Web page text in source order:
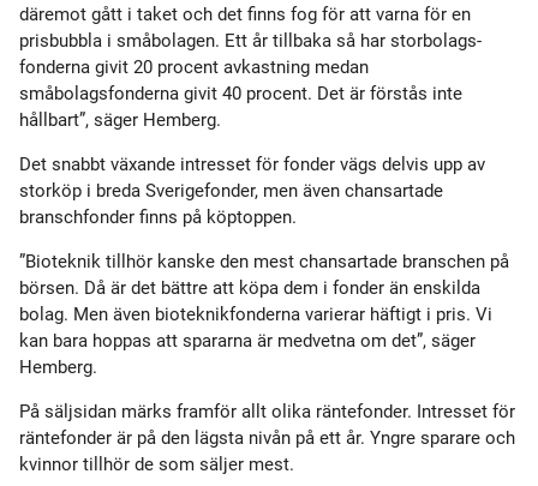
däremot gått i taket och det finns fog för att varna för en
prisbubbla i småbolagen. Ett år tillbaka så har storbolags­
fonderna givit 20 procent avkastning medan
småbolagsfonderna givit 40 procent. Det är förstås inte
hållbart”, säger Hemberg.
Det snabbt växande intresset för fonder vägs delvis upp av
storköp i breda Sverigefonder, men även chansartade
branschfonder finns på köptoppen.
”Bioteknik tillhör kanske den mest chansartade branschen på
börsen. Då är det bättre att köpa dem i fonder än enskilda
bolag. Men även bioteknikfonderna varierar häftigt i pris. Vi
kan bara hoppas att spararna är medvetna om det”, säger
Hemberg.
På säljsidan märks framför allt olika räntefonder. Intresset för
räntefonder är på den lägsta nivån på ett år. Yngre sparare och
kvinnor tillhör de som säljer mest.